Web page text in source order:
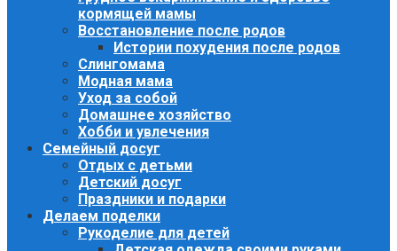
кормящей мамы
Восстановление после родов
Истории похудения после родов
Слингомама
Модная мама
Уход за собой
Домашнее хозяйство
Хобби и увлечения
Семейный досуг
Отдых с детьми
Детский досуг
Праздники и подарки
Делаем поделки
Рукоделие для детей